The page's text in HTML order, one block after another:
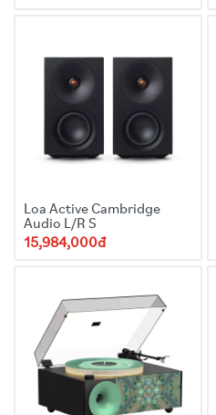
Loa Active Cambridge
Audio L/R S
15,984,000đ